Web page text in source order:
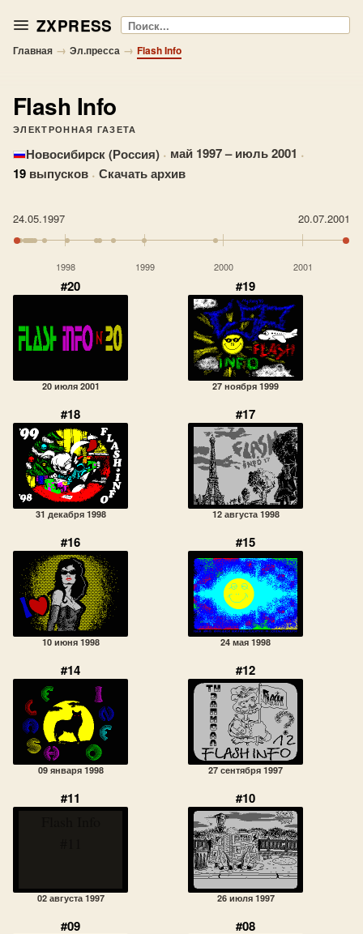
ZXPRESS Поиск
Главная → Эл.пресса → Flash Info
Flash Info
ЭЛЕКТРОННАЯ ГАЗЕТА
Новосибирск (Россия) · май 1997 – июль 2001 ·
19 выпусков · Скачать архив
24.05.1997 20.07.2001
1998 1999 2000 2001
#20
20 июля 2001
#19
27 ноября 1999
#18
31 декабря 1998
#17
12 августа 1998
#16
10 июня 1998
#15
24 мая 1998
#14
09 января 1998
#12
27 сентября 1997
#11
02 августа 1997
#10
26 июля 1997
#09 #08